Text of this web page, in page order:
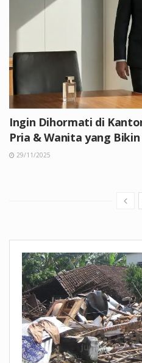
Ingin Dihormati di
Pria & Wanita yang
29/11/2025